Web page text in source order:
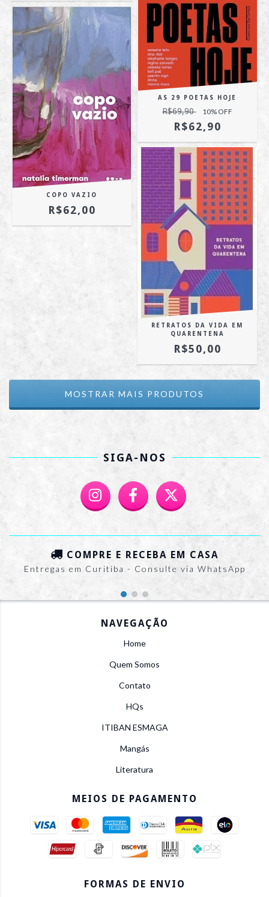
AS 29 POETAS HOJE
R$69,90 10% OFF
R$62,90
COPO VAZIO
R$62,00
RETRATOS DA VIDA EM
QUARENTENA
R$50,00
MOSTRAR MAIS PRODUTOS
SIGA-NOS
COMPRE E RECEBA EM CASA
Entregas em Curitiba - Consulte via WhatsApp
NAVEGAÇÃO
Home
Quem Somos
Contato
HQs
ITIBAN ESMAGA
Mangás
Literatura
MEIOS DE PAGAMENTO
FORMAS DE ENVIO